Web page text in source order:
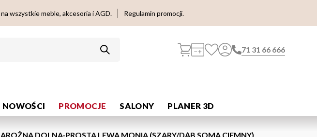
wszystkie meble, akcesoria i AGD. Regulamin promocji.
71 31 66 666
NOWOŚCI PROMOCJE SALONY PLANER 3D
DOLNA-PROSTA LEWA MONIA (SZARY/DĄB SOMA CIEMNY)